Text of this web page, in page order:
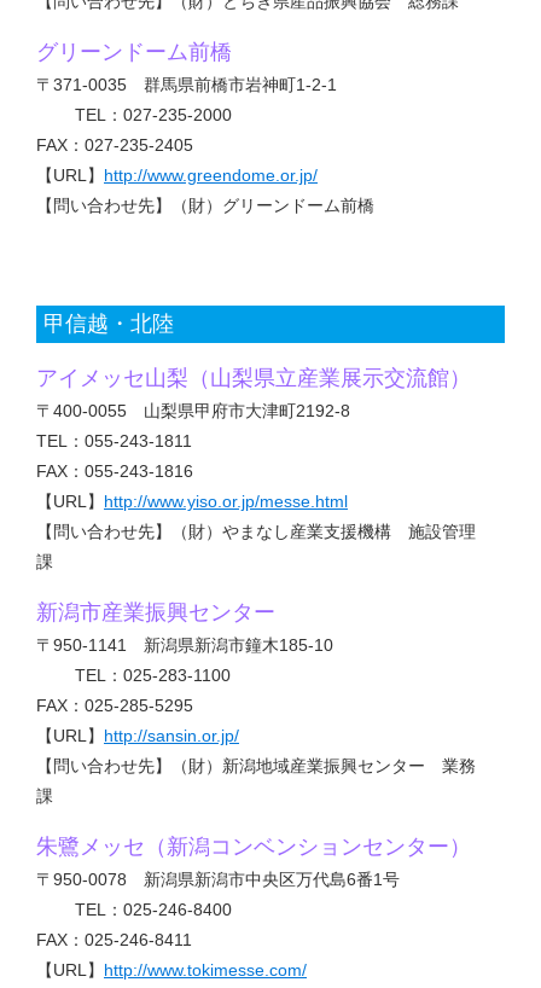
グリーンドーム前橋
〒371-0035 群馬県前橋市岩神町1-2-1
TEL：027-235-2000
FAX：027-235-2405
【URL】 http://www.greendome.or.jp/
【問い合わせ先】（財）グリーンドーム前橋
甲信越・北陸
アイメッセ山梨（山梨県立産業展示交流館）
〒400-0055 山梨県甲府市大津町2192-8
TEL：055-243-1811
FAX：055-243-1816
【URL】 http://www.yiso.or.jp/messe.html
【問い合わせ先】（財）やまなし産業支援機構 施設管理
課
新潟市産業振興センター
〒950-1141 新潟県新潟市鐘木185-10
TEL：025-283-1100
FAX：025-285-5295
【URL】 http://sansin.or.jp/
【問い合わせ先】（財）新潟地域産業振興センター 業務
課
朱鷺メッセ（新潟コンベンションセンター）
〒950-0078 新潟県新潟市中央区万代島6番1号
TEL：025-246-8400
FAX：025-246-8411
【URL】 http://www.tokimesse.com/